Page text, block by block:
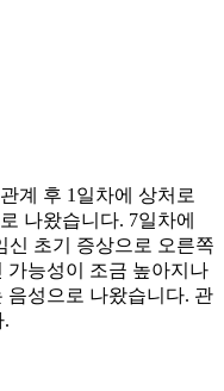
계 후 1일차에 상처로
나왔습니다. 7일차에
신 초기 증상으로 오른쪽
가능성이 조금 높아지나
음성으로 나왔습니다. 관
.